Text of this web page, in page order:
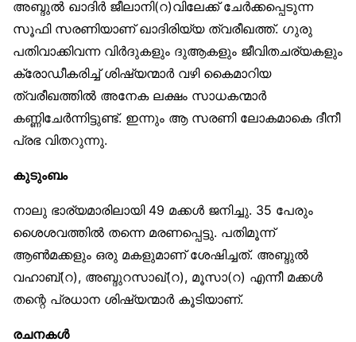
അബ്ദുൽ ഖാദിർ ജീലാനി(റ)വിലേക്ക് ചേർക്കപ്പെടുന്ന
സൂഫി സരണിയാണ് ഖാദിരിയ്യ ത്വരീഖത്ത്. ഗുരു
പതിവാക്കിവന്ന വിർദുകളും ദുആകളും ജീവിതചര്യകളും
ക്രോഡീകരിച്ച് ശിഷ്യന്മാർ വഴി കൈമാറിയ
ത്വരീഖത്തിൽ അനേക ലക്ഷം സാധകന്മാർ
കണ്ണിചേർന്നിട്ടുണ്ട്. ഇന്നും ആ സരണി ലോകമാകെ ദീനീ
പ്രഭ വിതറുന്നു.
കുടുംബം
നാലു ഭാര്യമാരിലായി 49 മക്കൾ ജനിച്ചു. 35 പേരും
ശൈശവത്തിൽ തന്നെ മരണപ്പെട്ടു. പതിമൂന്ന്
ആൺമക്കളും ഒരു മകളുമാണ് ശേഷിച്ചത്. അബ്ദുൽ
വഹാബ്(റ), അബ്ദുറസാഖ്(റ), മൂസാ(റ) എന്നീ മക്കൾ
തന്റെ പ്രധാന ശിഷ്യന്മാർ കൂടിയാണ്.
രചനകൾ